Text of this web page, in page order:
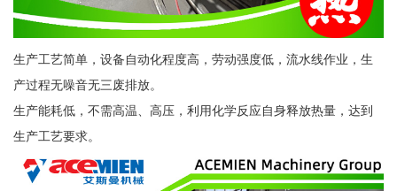
生产工艺简单，设备自动化程度高，劳动强度低，流水线作业，生
产过程无噪音无三废排放。
生产能耗低，不需高温、高压，利用化学反应自身释放热量，达到
生产工艺要求。